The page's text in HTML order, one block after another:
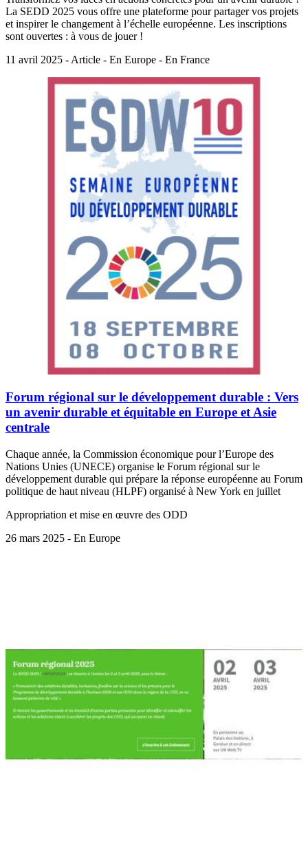
La SEDD 2025 vous offre une plateforme pour partager vos projets
et inspirer le changement à l’échelle européenne. Les inscriptions
sont ouvertes : à vous de jouer !
11 avril 2025 - Article - En Europe - En France
Forum régional sur le développement durable : Vers
un avenir durable et équitable en Europe et Asie
centrale
Chaque année, la Commission économique pour l’Europe des
Nations Unies (UNECE) organise le Forum régional sur le
développement durable qui prépare la réponse européenne au Forum
politique de haut niveau (HLPF) organisé à New York en juillet
Appropriation et mise en œuvre des ODD
26 mars 2025 - En Europe